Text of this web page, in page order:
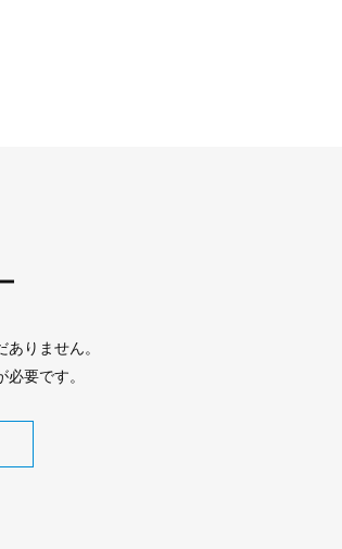
りません。
必要です。